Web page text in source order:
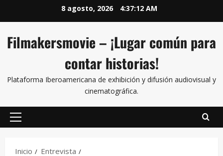
8 agosto, 2026 4:37:13 AM
Filmakersmovie – ¡Lugar común para
contar historias!
Plataforma Iberoamericana de exhibición y difusión audiovisual y
cinematográfica.
Inicio
Entrevista